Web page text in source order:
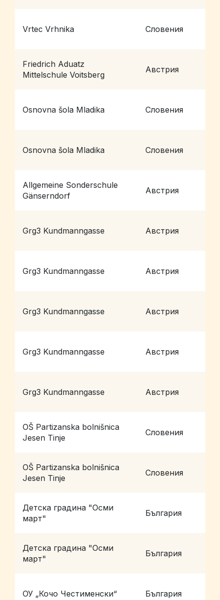
Vrtec Vrhnika Словения
Friedrich Aduatz
Mittelschule Voitsberg
Австрия
Osnovna šola Mladika Словения
Osnovna šola Mladika Словения
Allgemeine Sonderschule
Gänserndorf
Австрия
Grg3 Kundmanngasse Австрия
Grg3 Kundmanngasse Австрия
Grg3 Kundmanngasse Австрия
Grg3 Kundmanngasse Австрия
Grg3 Kundmanngasse Австрия
OŠ Partizanska bolnišnica
Jesen Tinje
Словения
OŠ Partizanska bolnišnica
Jesen Tinje
Словения
Детска градина "Осми
март"
България
Детска градина "Осми
март"
България
ОУ „Кочо Честименски“ България